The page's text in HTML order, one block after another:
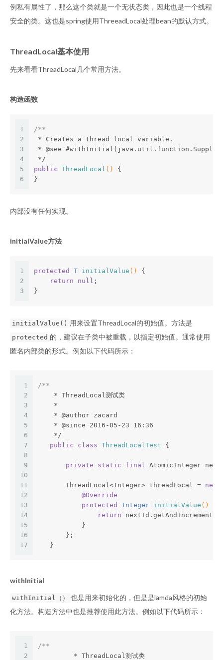
例私有属性了，那么这个类就是一个无状态类，因此也是一个线程
安全的类。这也是spring使用ThreeadLocal处理bean的默认方式。
ThreadLocal基本使用
先来看看ThreadLocal几个常用方法。
构造函数
1
2
3
4
5
6
/**
* Creates a thread local variable.
* @see
*/
public ThreadLocal ()
{
}
内部没有任何实现。
initialValue方法
1
2
3
protected T initialValue ()
{
return
null ;
}
initialValue() 用来设置ThreadLocal的初始值。方法是
protected 的，建议在子类中被重载，以指定初始值。通常使用
匿名内部类的形式。例如以下代码所示：
1
2
3
4
5
6
7
8
9
10
11
12
13
14
15
16
17
/**
    * ThreadLocal测试类
    *
    *
@author zacard
    *
@since 2016-05-23 16:36
    */
public
class ThreadLocalTest {
private static final AtomicInteger
       ThreadLocal<Integer> threadLocal =
new
@Override
protected
Integer initialValue ()
return
           }
       };
   }
withInitial
withInitial（）
也是用来初始化的，但是是lamda风格的初始
化方法。构造方法中也是推荐使用此方法。例如以下代码所示：
1
2
/**
	 * ThreadLocal测试类